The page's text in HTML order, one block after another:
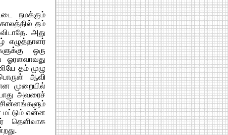
நமக்கும்
காலத்தில் தம்
அது
எழுத்தாளர்
ஒரு
ஓரளவாவது
தம் முழு
ஆவி
முறையில்
அவரைச்
சின்னங்களும்
மட்டும் என்ன
தெளிவாக